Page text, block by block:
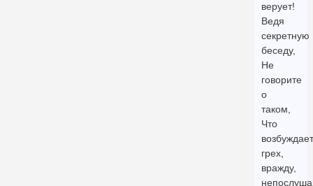
верует!
Ведя
секретную
беседу,
Не
говорите
о
таком,
Что
возбуждает
грех,
вражду,